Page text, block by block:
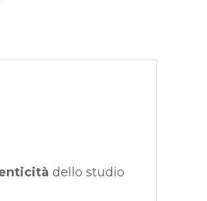
dello studio